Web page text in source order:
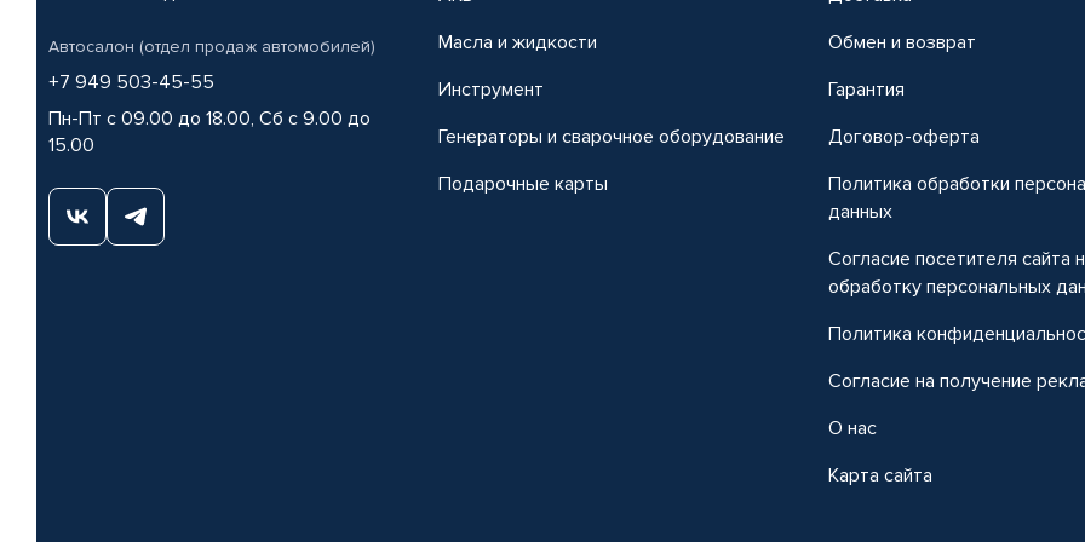
Автосалон (отдел продаж автомобилей)
+7 949 503-45-55
Пн-Пт с 09.00 до 18.00, Сб с 9.00 до
15.00
Масла и жидкости
Инструмент
Генераторы и сварочное оборудование
Подарочные карты
Обмен и возврат
Гарантия
Договор-оферта
Политика обработки
данных
Согласие посетителя сайта
обработку персональных
Политика
Согласие на получение
О нас
Карта сайта